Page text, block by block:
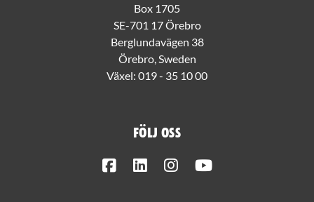
Box 1705
SE-701 17 Örebro
Berglundavägen 38
Örebro, Sweden
Växel: 019 - 35 10 00
Följ oss
FacebookLinkedInInstagram